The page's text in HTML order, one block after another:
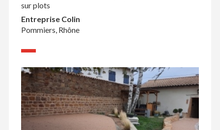
sur plots
Entreprise Colin
Pommiers, Rhône